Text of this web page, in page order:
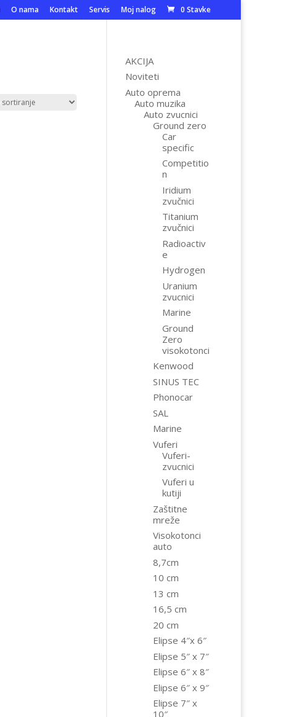
O nama Kontakt Servis Moj nalog 0 Stavke
AKCIJA
Noviteti
Auto oprema
Auto muzika
Auto zvucnici
Ground zero
Car
specific
Competitio
n
Iridium
zvučnici
Titanium
zvučnici
Radioactiv
e
Hydrogen
Uranium
zvucnici
Marine
Ground
Zero
visokotonci
Kenwood
SINUS TEC
Phonocar
SAL
Marine
Vuferi
Vuferi-
zvucnici
Vuferi u
kutiji
Zaštitne
mreže
Visokotonci
auto
8,7cm
10 cm
13 cm
16,5 cm
20 cm
Elipse 4″x 6″
Elipse 5″ x 7″
Elipse 6″ x 8″
Elipse 6″ x 9″
Elipse 7″ x
10″